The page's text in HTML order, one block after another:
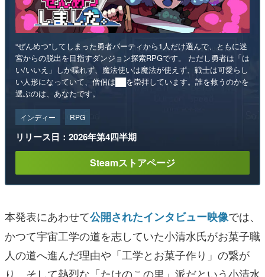
“ぜんめつ”してしまった勇者パーティから1人だけ選んで、ともに迷
宮からの脱出を目指すダンジョン探索RPGです。 ただし勇者は「は
い/いいえ」しか喋れず、魔法使いは魔法が使えず、戦士は可愛らし
い人形になっていて、僧侶は██を崇拝しています。誰を救うのかを
選ぶのは、あなたです。
インディー RPG
リリース日：2026年第4四半期
Steamストアページ
本発表にあわせて公開されたインタビュー映像では、
かつて宇宙工学の道を志していた小清水氏がお菓子職
人の道へ進んだ理由や「工学とお菓子作り」の繋が
り、そして熱烈な「たけのこの里」派だという小清水